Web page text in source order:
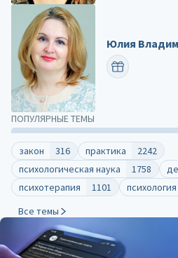
ПОПУЛЯРНЫЕ ТЕМЫ
закон 316 практика
2242
психологическая наука
1758
психотерапия
1101
Все темы
Юлия
ПОЗДРАВИТЬ